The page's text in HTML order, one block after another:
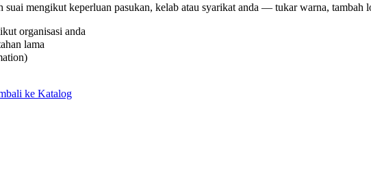
mengikut keperluan pasukan, kelab atau syarikat anda — tukar warna, tambah
organisasi anda
lama
ke Katalog